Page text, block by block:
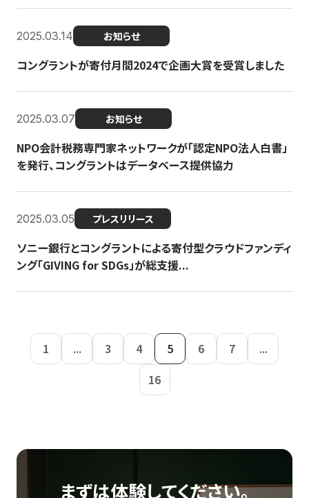
2025.03.14 お知らせ
コングラントが寄付月間2024で企画大賞を受賞しました
2025.03.07 お知らせ
NPO会計税務専門家ネットワークが「認定NPO法人白書」
を発行、コングラントはデータベース提供協力
2025.03.05 プレスリリース
ソニー銀行とコングラントによる寄付型クラウドファンディ
ング「GIVING for SDGs」が総支援...
1 ... 3 4 5 6 7
...
16
まずは体験してください。